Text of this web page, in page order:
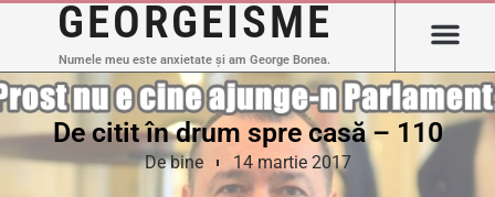
GEORGEISME
Numele meu este anxietate și am George Bonea.
De citit în drum spre casă – 110
De bine 14 martie 2017